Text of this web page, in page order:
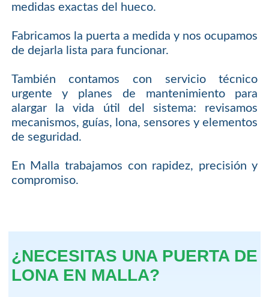
medidas exactas del hueco.
Fabricamos la puerta a medida y nos ocupamos
de dejarla lista para funcionar.
También contamos con servicio técnico
urgente y planes de mantenimiento para
alargar la vida útil del sistema: revisamos
mecanismos, guías, lona, sensores y elementos
de seguridad.
En Malla trabajamos con rapidez, precisión y
compromiso.
¿NECESITAS UNA PUERTA DE
LONA EN MALLA?